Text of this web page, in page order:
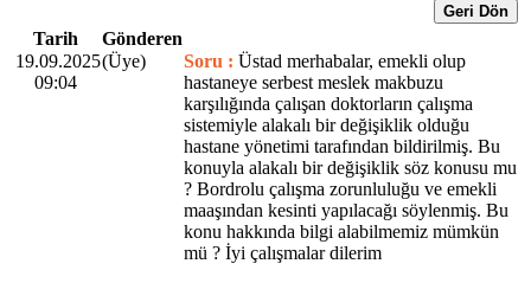
Geri Dön
Tarih
Gönderen
19.09.2025
09:04
(Üye) Soru : Üstad merhabalar, emekli olup
hastaneye serbest meslek makbuzu
karşılığında çalışan doktorların çalışma
sistemiyle alakalı bir değişiklik olduğu
hastane yönetimi tarafından bildirilmiş. Bu
konuyla alakalı bir değişiklik söz konusu mu
? Bordrolu çalışma zorunluluğu ve emekli
maaşından kesinti yapılacağı söylenmiş. Bu
konu hakkında bilgi alabilmemiz mümkün
mü ? İyi çalışmalar dilerim